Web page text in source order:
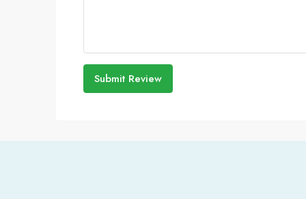
Submit Review